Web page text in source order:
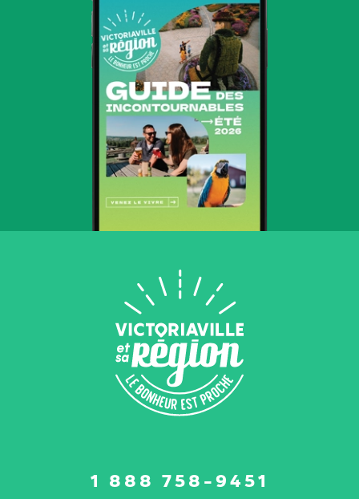
1 888 758-9451